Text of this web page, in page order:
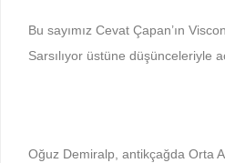
ABONE OL
KITAPLAR
Bu sayımız Cevat Çapan’ın
Sarsılıyor üstüne düşünceleriyle
Oğuz Demiralp, antikçağda Orta